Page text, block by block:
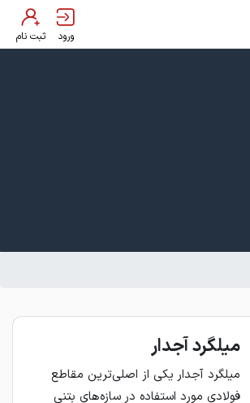
ورود ثبت نام
میلگرد آجدار
میلگرد آجدار یکی از اصلی‌ترین مقاطع
فولادی مورد استفاده در سازه‌های بتنی